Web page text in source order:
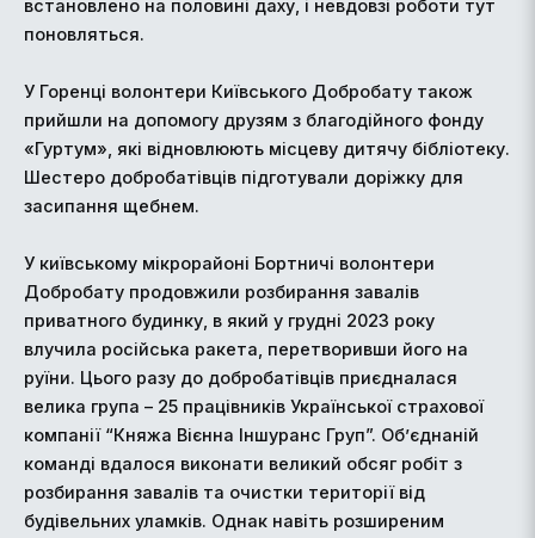
встановлено на половині даху, і невдовзі роботи тут
поновляться.
У Горенці волонтери Київського Добробату також
прийшли на допомогу друзям з благодійного фонду
«Гуртум», які відновлюють місцеву дитячу бібліотеку.
Шестеро добробатівців підготували доріжку для
засипання щебнем.
У київському мікрорайоні Бортничі волонтери
Добробату продовжили розбирання завалів
приватного будинку, в який у грудні 2023 року
влучила російська ракета, перетворивши його на
руїни. Цього разу до добробатівців приєдналася
велика група – 25 працівників Української страхової
компанії “Княжа Вієнна Іншуранс Груп”. Об’єднаній
команді вдалося виконати великий обсяг робіт з
розбирання завалів та очистки території від
будівельних уламків. Однак навіть розширеним